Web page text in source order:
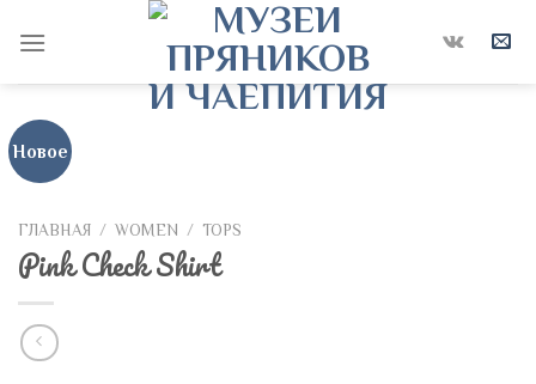
Новое
ГЛАВНАЯ / WOMEN / TOPS
Pink Check Shirt